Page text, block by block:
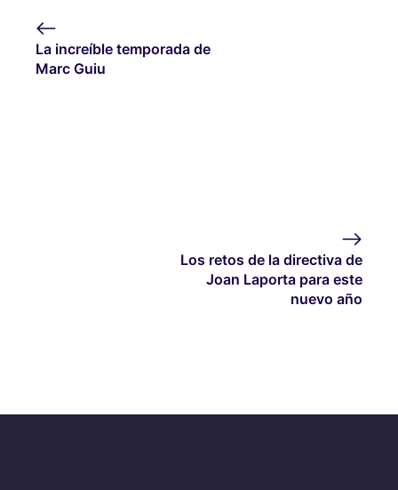
La increíble temporada de
Marc Guiu
Los retos de la directiva de
Joan Laporta para este
nuevo año